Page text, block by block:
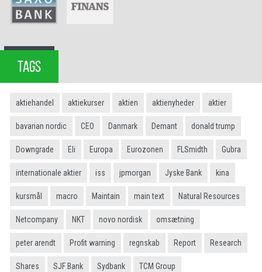
TAGS
aktiehandel aktiekurser aktien aktienyheder aktier
bavarian nordic CEO Danmark Demant donald trump
Downgrade Eli Europa Eurozonen FLSmidth Gubra
internationale aktier iss jpmorgan Jyske Bank kina
kursmål macro Maintain main text Natural Resources
Netcompany NKT novo nordisk omsætning
peter arendt Profit warning regnskab Report Research
Shares SJF Bank Sydbank TCM Group